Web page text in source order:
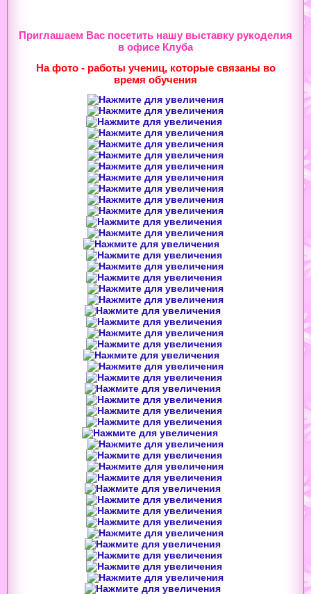
Приглашаем Вас посетить нашу выставку рукоделия
в офисе Клуба
На фото - работы учениц, которые связаны во
время обучения